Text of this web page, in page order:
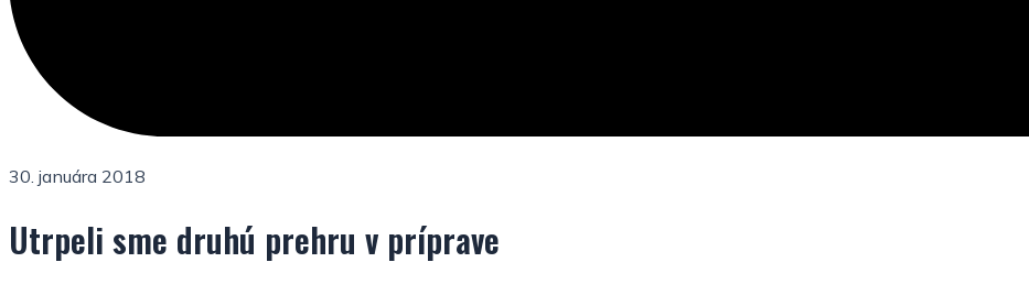
30. januára 2018
Utrpeli sme druhú prehru v príprave